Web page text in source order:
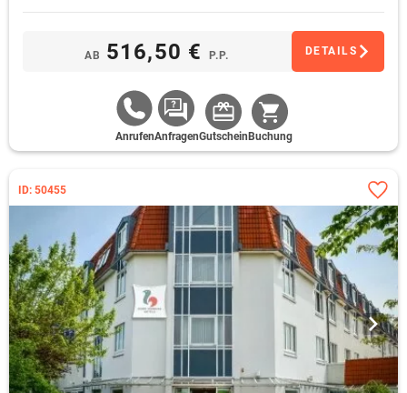
AB 516,50 € P.P. DETAILS
AnrufenAnfragenGutschein Buchung
ID: 50455